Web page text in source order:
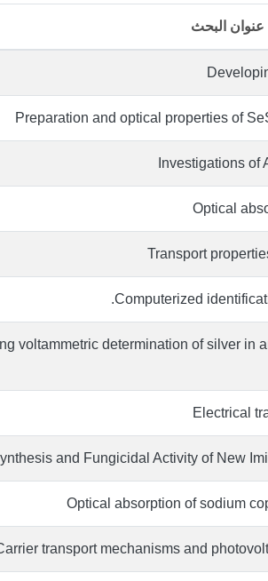
عنوان البحث
Preparation and optical properties of
Investigations
Optical
Transport
Computerized
voltammetric determination of silver in
Electrical
and Fungicidal Activity of New
Optical absorption of sodium
transport mechanisms and